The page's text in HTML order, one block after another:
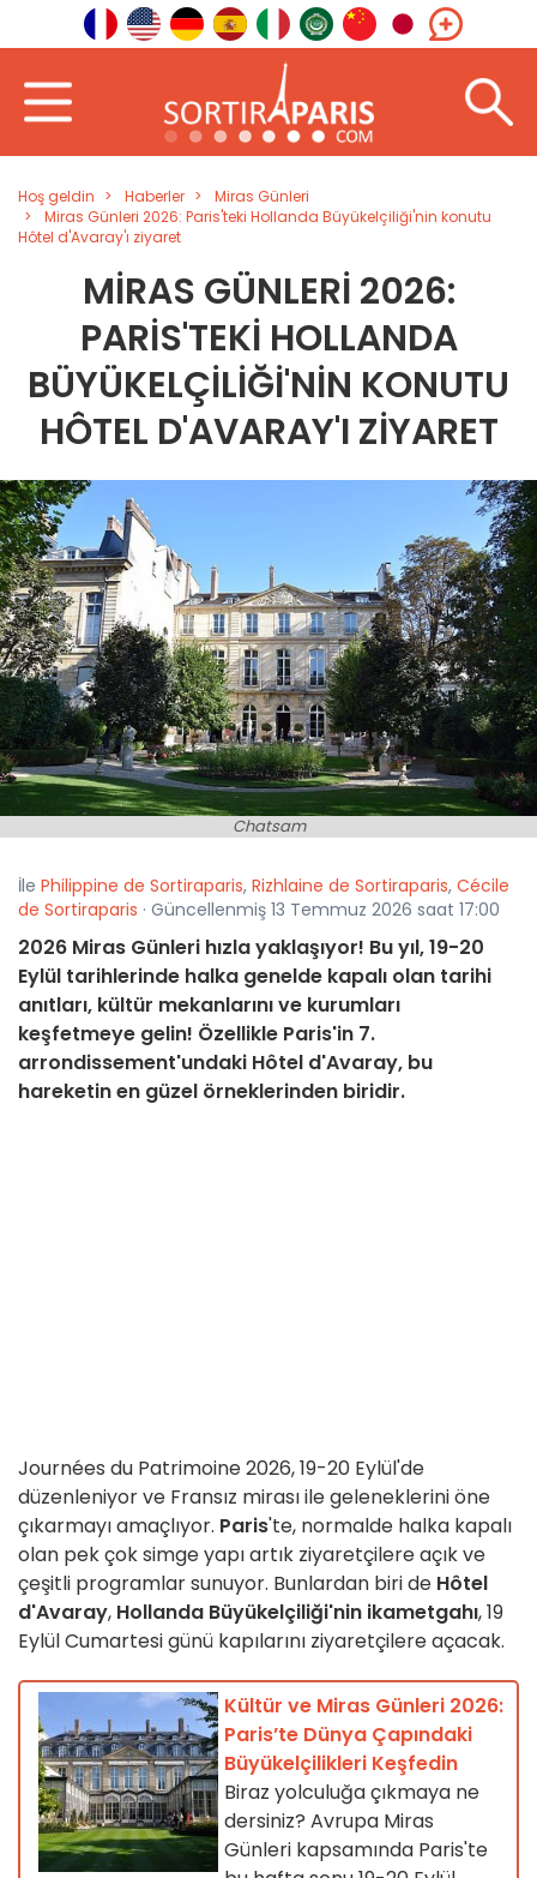
Hoş geldin Haberler
Miras Günleri
Miras Günleri 2026: Paris'teki Hollanda Büyükelçiliği'nin konutu
Hôtel d'Avaray'ı ziyaret
MIRAS GÜNLERI 2026:
PARIS'TEKI HOLLANDA
BÜYÜKELÇILIĞI'NIN KONUTU
HÔTEL D'AVARAY'I ZIYARET
Chatsam
İle Philippine de Sortiraparis, Rizhlaine de Sortiraparis, Cécile
de Sortiraparis · Güncellenmiş 13 Temmuz 2026 saat 17:00
2026 Miras Günleri hızla yaklaşıyor! Bu yıl, 19-20
Eylül tarihlerinde halka genelde kapalı olan tarihi
anıtları, kültür mekanlarını ve kurumları
keşfetmeye gelin! Özellikle Paris'in 7.
arrondissement'undaki Hôtel d'Avaray, bu
hareketin en güzel örneklerinden biridir.
Journées du Patrimoine 2026, 19-20 Eylül'de
düzenleniyor ve Fransız mirası ile geleneklerini öne
çıkarmayı amaçlıyor. Paris'te, normalde halka kapalı
olan pek çok simge yapı artık ziyaretçilere açık ve
çeşitli programlar sunuyor. Bunlardan biri de Hôtel
d'Avaray, Hollanda Büyükelçiliği'nin ikametgahı, 19
Eylül Cumartesi günü kapılarını ziyaretçilere açacak.
Kültür ve Miras Günleri 2026:
Paris’te Dünya Çapındaki
Büyükelçilikleri Keşfedin
Biraz yolculuğa çıkmaya ne
dersiniz? Avrupa Miras
Günleri kapsamında Paris'te